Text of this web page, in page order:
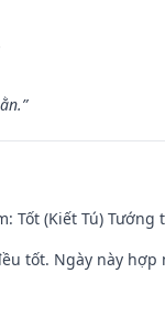
Tốt (Kiết Tú)
tốt. Ngày này